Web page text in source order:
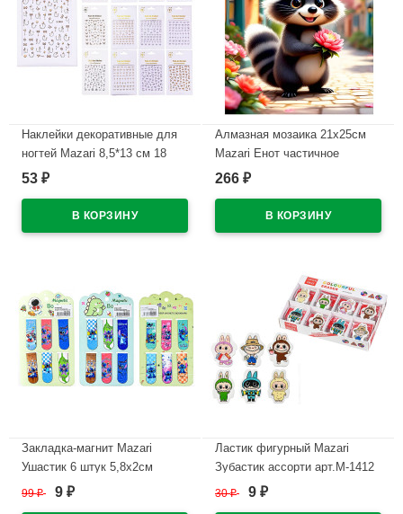
Наклейки декоративные для
ногтей Mazari 8,5*13 см 18
дизайнов ассортимент арт.M-
53 ₽
Алмазная мозаика 21х25см
Mazari Енот частичное
заполнение с мольбертом
266 ₽
Закладка-магнит Mazari
Ушастик 6 штук 5,8х2см
ассорти арт.M-3391
99₽ 9 ₽
Ластик фигурный Mazari
Зубастик ассорти арт.M-1412
В наличии
30₽ 9 ₽